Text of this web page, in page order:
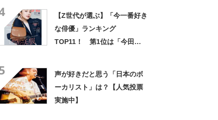
【Z世代が選ぶ】「今一番好き
な俳優」ランキング
TOP11！ 第1位は「今田美
声が好きだと思う「日本のボ
ーカリスト」は？【人気投票
実施中】